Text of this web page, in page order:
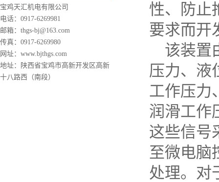
宝鸡天汇机电有限公司
电话：0917-6269981
邮箱：thgs-bj@163.com
传真：0917-6269980
网址：www.bjthgs.com
地址：陕西省宝鸡市高新开发区高新
十八路西（南段）
性、防止
要求而开
该装置
压力、液
工作压力
润滑工作
这些信号
至微电脑
处理。对